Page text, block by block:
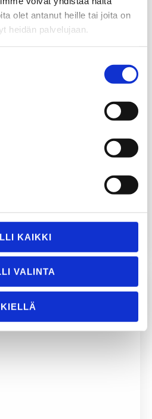
olet antanut heille tai joita on
heidän palvelujaan.
KAIKKI
VALINTA
KIELLÄ
Jakamo
to responsible supply chain